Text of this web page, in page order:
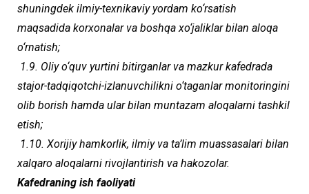
shuningdek ilmiy-texnikaviy yordam ko‘rsatish
maqsadida korxonalar va boshqa xo‘jaliklar bilan aloqa
o‘rnatish;
1.9. Oliy o‘quv yurtini bitirganlar va mazkur kafedrada
stajor-tadqiqotchi-izlanuvchilikni o‘taganlar monitoringini
olib borish hamda ular bilan muntazam aloqalarni tashkil
etish;
1.10. Xorijiy hamkorlik, ilmiy va ta’lim muassasalari bilan
xalqaro aloqalarni rivojlantirish va hakozolar.
Kafedraning ish faoliyati